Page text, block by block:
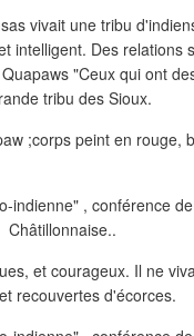
vivait une tribu
intelligent. Des relations
"Ceux qui ont
tribu des Sioux.
;corps peint en rouge,
et courageux. Il ne
recouvertes d'écorces.